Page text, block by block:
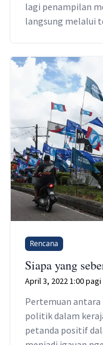
lagi penampilan
langsung melalui
Rencana
Siapa yang
April 3, 2022 1:00 pagi
Pertemuan
politik dalam
petanda positif